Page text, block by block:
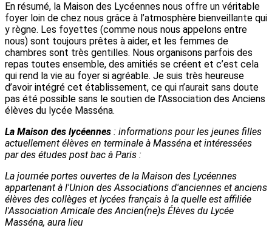
En résumé, la Maison des Lycéennes nous offre un véritable
foyer loin de chez nous grâce à l’atmosphère bienveillante qui
y règne. Les foyettes (comme nous nous appelons entre
nous) sont toujours prêtes à aider, et les femmes de
chambres sont très gentilles. Nous organisons parfois des
repas toutes ensemble, des amitiés se créent et c’est cela
qui rend la vie au foyer si agréable. Je suis très heureuse
d’avoir intégré cet établissement, ce qui n’aurait sans doute
pas été possible sans le soutien de l’Association des Anciens
élèves du lycée Masséna.
La Maison des lycéennes : informations pour les jeunes filles
actuellement élèves en terminale à Masséna et intéressées
par des études post bac à Paris :
La journée portes ouvertes de la Maison des Lycéennes
appartenant à l'Union des Associations d'anciennes et anciens
élèves des collèges et lycées français à la quelle est affiliée
l'Association Amicale des Ancien(ne)s Élèves du Lycée
Masséna, aura lieu